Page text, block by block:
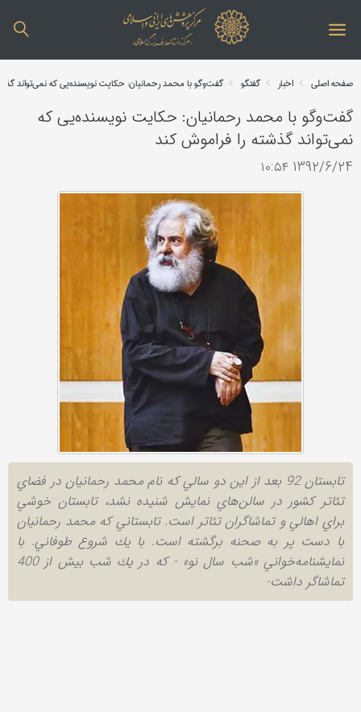
صفحه اصلی اخبار گفتگو گفت‌وگو با محمد رحمانيان: حكايت نويسنده‌يی كه نمی‌تواند
گفت‌وگو با محمد رحمانيان: حكايت نويسنده‌يی كه
نمی‌تواند گذشته را فراموش كند
1392/6/24 ۱۰:۵۴
تابستان 92 بعد از اين دو سالي كه نام محمد رحمانيان در فضاي
تئاتر كشور در سالن‌هاي نمايش شنيده نشد، تابستان خوشي
براي اهالي و تماشاگران تئاتر است. تابستاني كه محمد رحمانيان
با دست پر به صحنه برگشته است. با يك شروع طوفاني. با
نمايشنامه‌خواني «شب سال نو» - كه در يك شب بيش ‌از 400
تماشاگر داشت-